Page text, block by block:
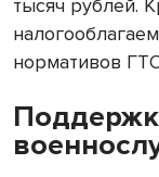
тысяч рублей.
нормативов